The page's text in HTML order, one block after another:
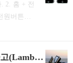
한 경우에
여부를 확
잠금기
. 7. 블루
2. 홈 + 전
원버튼에
누르고
[탑기어 UK] 람보르기니 무르시엘라고(Lamborghini Murcielago)